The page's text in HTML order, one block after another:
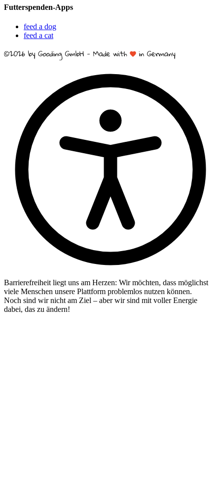
Futterspenden-Apps
feed a dog
feed a cat
Barrierefreiheit liegt uns am Herzen: Wir möchten, dass möglichst
viele Menschen unsere Plattform problemlos nutzen können.
Noch sind wir nicht am Ziel – aber wir sind mit voller Energie
dabei, das zu ändern!